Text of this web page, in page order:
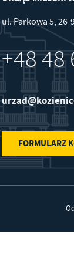
ul. Parkowa 5, 26-
+48 48
FORMULARZ